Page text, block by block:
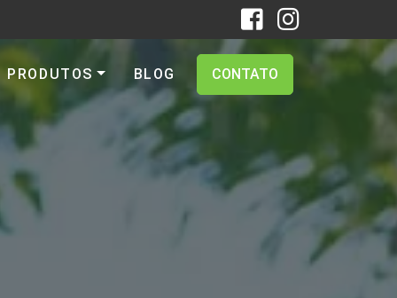
PRODUTOS BLOG CONTATO